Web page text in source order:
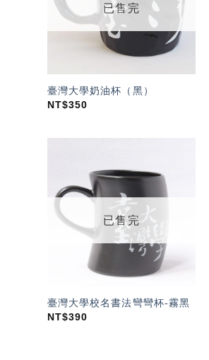
已售完
臺灣大學奶油杯（黑）
NT$350
「願
望輕
已售完
臺灣大學校名書法彎彎杯-霧黑
NT$390